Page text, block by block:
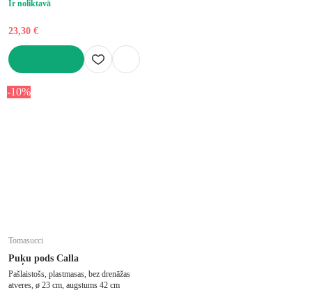
Ir noliktavā
23,30 €
-10%
Tomasucci
Puķu pods Calla
Pašlaistošs, plastmasas, bez drenāžas
atveres, ø 23 cm, augstums 42 cm